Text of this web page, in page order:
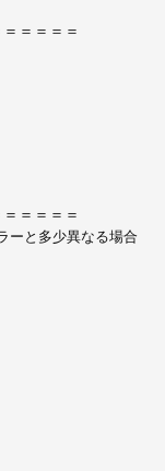
＝＝＝＝
＝＝＝＝
ーと多少異なる場合